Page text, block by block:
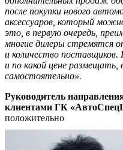
после покупки нового
аксессуаров, который
это, в первую очередь,
многие дилеры стремятся
и количество
и по какой цене размещать,
самостоятельно».
Руководитель
клиентами ГК
положительно